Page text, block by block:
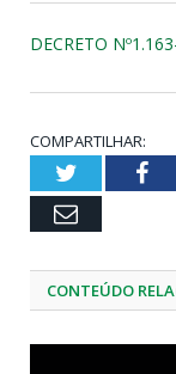
DECRETO
COMPARTILHAR:
Twitter
Email
CONTEÚDO